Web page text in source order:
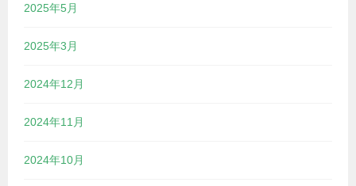
2025年5月
2025年3月
2024年12月
2024年11月
2024年10月